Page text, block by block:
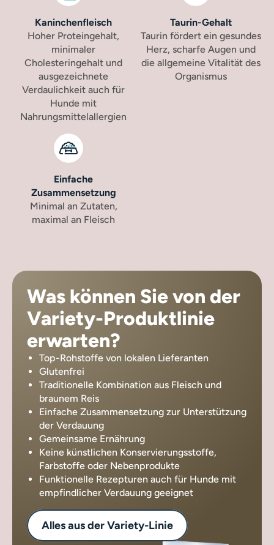
Kaninchenfleisch
Hoher Proteingehalt,
minimaler
Cholesteringehalt und
ausgezeichnete
Verdaulichkeit auch für
Hunde mit
Nahrungsmittelallergien
Taurin-Gehalt
Taurin fördert ein gesundes
Herz, scharfe Augen und
die allgemeine Vitalität des
Organismus
Einfache
Zusammensetzung
Minimal an Zutaten,
maximal an Fleisch
Was können Sie von der
Variety-Produktlinie
erwarten?
Top-Rohstoffe von lokalen Lieferanten
Glutenfrei
Traditionelle Kombination aus Fleisch und
braunem Reis
Einfache Zusammensetzung zur Unterstützung
der Verdauung
Gemeinsame Ernährung
Keine künstlichen Konservierungsstoffe,
Farbstoffe oder Nebenprodukte
Funktionelle Rezepturen auch für Hunde mit
empfindlicher Verdauung geeignet
Alles aus der Variety-Linie